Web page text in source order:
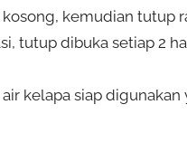
kemudian tutup
tutup dibuka setiap 2
kelapa siap